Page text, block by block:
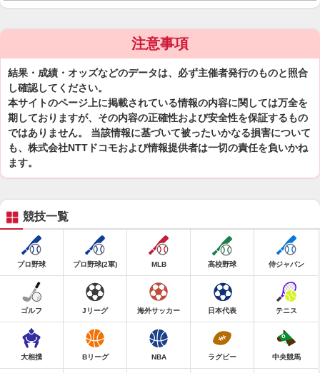
注意事項
結果・成績・オッズなどのデータは、必ず主催者発行のものと照合
し確認してください。
本サイトのページ上に掲載されている情報の内容に関しては万全を
期しておりますが、その内容の正確性および安全性を保証するもの
ではありません。 当該情報に基づいて被ったいかなる損害について
も、株式会社NTTドコモおよび情報提供者は一切の責任を負いかね
ます。
競技一覧
プロ野球 プロ野球(2軍) MLB 高校野球 侍ジャパン
ゴルフ Jリーグ 海外サッカー 日本代表 テニス
大相撲 Bリーグ NBA ラグビー 中央競馬